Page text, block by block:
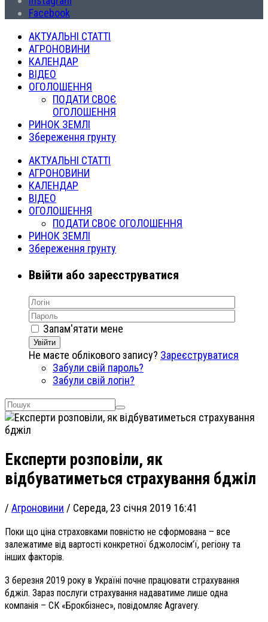
Facebook
АКТУАЛЬНІ СТАТТІ
АГРОНОВИНИ
КАЛЕНДАР
ВІДЕО
ОГОЛОШЕННЯ
ПОДАТИ СВОЄ
ОГОЛОШЕННЯ
РИНОК ЗЕМЛІ
Збереження грунту
АКТУАЛЬНІ СТАТТІ
АГРОНОВИНИ
КАЛЕНДАР
ВІДЕО
ОГОЛОШЕННЯ
ПОДАТИ СВОЄ ОГОЛОШЕННЯ
РИНОК ЗЕМЛІ
Збереження грунту
Ввійти або зареєструватися
Запам'ятати мене
Увійти
Не маєте облікового запису? Зареєструватися
Забули свій пароль?
Забули свій логін?
Експерти розповіли, як
відбуватиметься страхування бджіл
/ Агроновини / Середа, 23 січня 2019 16:41
Поки що ціна страховками повністю не сформована – все
залежатиме від вартості конкретної бджолосім’ї, регіону та
інших факторів.
З березня 2019 року в Україні почне працювати страхування
бджіл. Зараз послуги страхування надаватиме лише одна
компанія – СК «Брокбізнес», повідомляє Agravery.